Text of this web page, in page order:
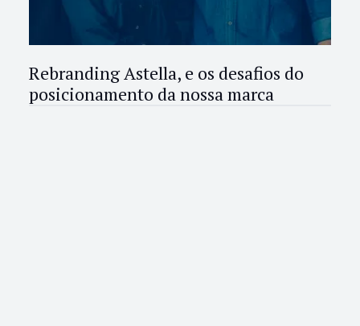
Rebranding Astella, e os desafios do
posicionamento da nossa marca